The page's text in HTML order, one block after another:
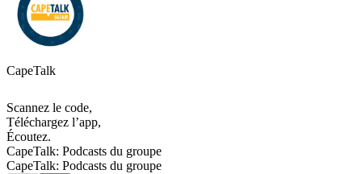
CapeTalk
Scannez le code,
Téléchargez l’app,
Écoutez.
CapeTalk: Podcasts du groupe
CapeTalk: Podcasts du groupe